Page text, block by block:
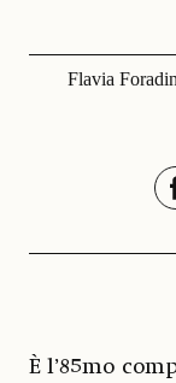
Flavia
È l’85mo